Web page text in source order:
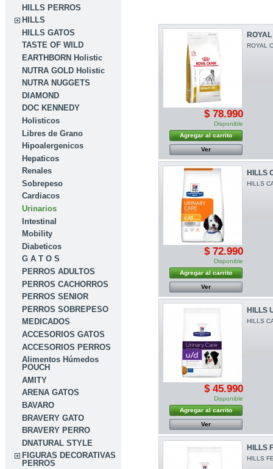
HILLS PERROS
HILLS
HILLS GATOS
TASTE OF WILD
EARTHBORN Holistic
NUTRA GOLD Holistic
NUTRA NUGGETS
DIAMOND
DOC KENNEDY
Holisticos
Libres de Grano
Hipoalergenicos
Hepaticos
Renales
Sobrepeso
Cardiacos
Urinarios
Intestinal
Mobility
Diabeticos
G A T O S
PERROS ADULTOS
PERROS CACHORROS
PERROS SENIOR
PERROS SOBREPESO
MEDICADOS
ACCESORIOS GATOS
ACCESORIOS PERROS
Alimentos Húmedos
POUCH
AMITY
ARENA GATOS
BAVARO
BRAVERY GATO
BRAVERY PERRO
DNATURAL STYLE
FIGURAS DECORATIVAS
PERROS
ROYAL
$ 78.990
Disponible
Agregar al carrito
Ver
HILLS
HILLS
$ 72.990
Disponible
Agregar al carrito
Ver
HILLS
HILLS
$ 45.990
Disponible
Agregar al carrito
Ver
HILLS
HILLS